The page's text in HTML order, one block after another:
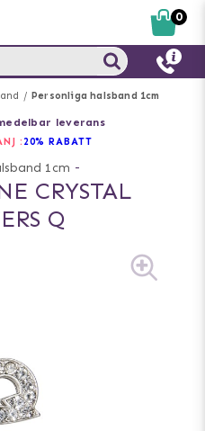
Personliga halsband 1cm
leverans
: 20% RABATT
1cm -
CRYSTAL
Q
0